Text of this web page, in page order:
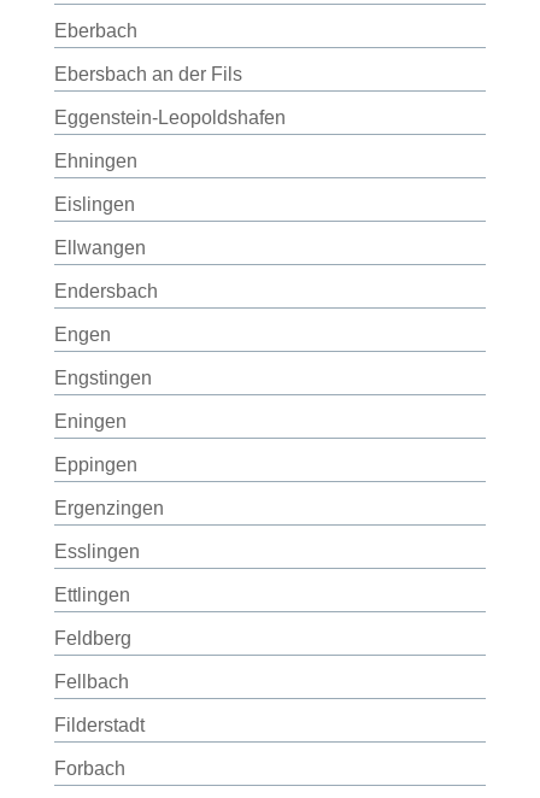
Eberbach
Ebersbach an der Fils
Eggenstein-Leopoldshafen
Ehningen
Eislingen
Ellwangen
Endersbach
Engen
Engstingen
Eningen
Eppingen
Ergenzingen
Esslingen
Ettlingen
Feldberg
Fellbach
Filderstadt
Forbach